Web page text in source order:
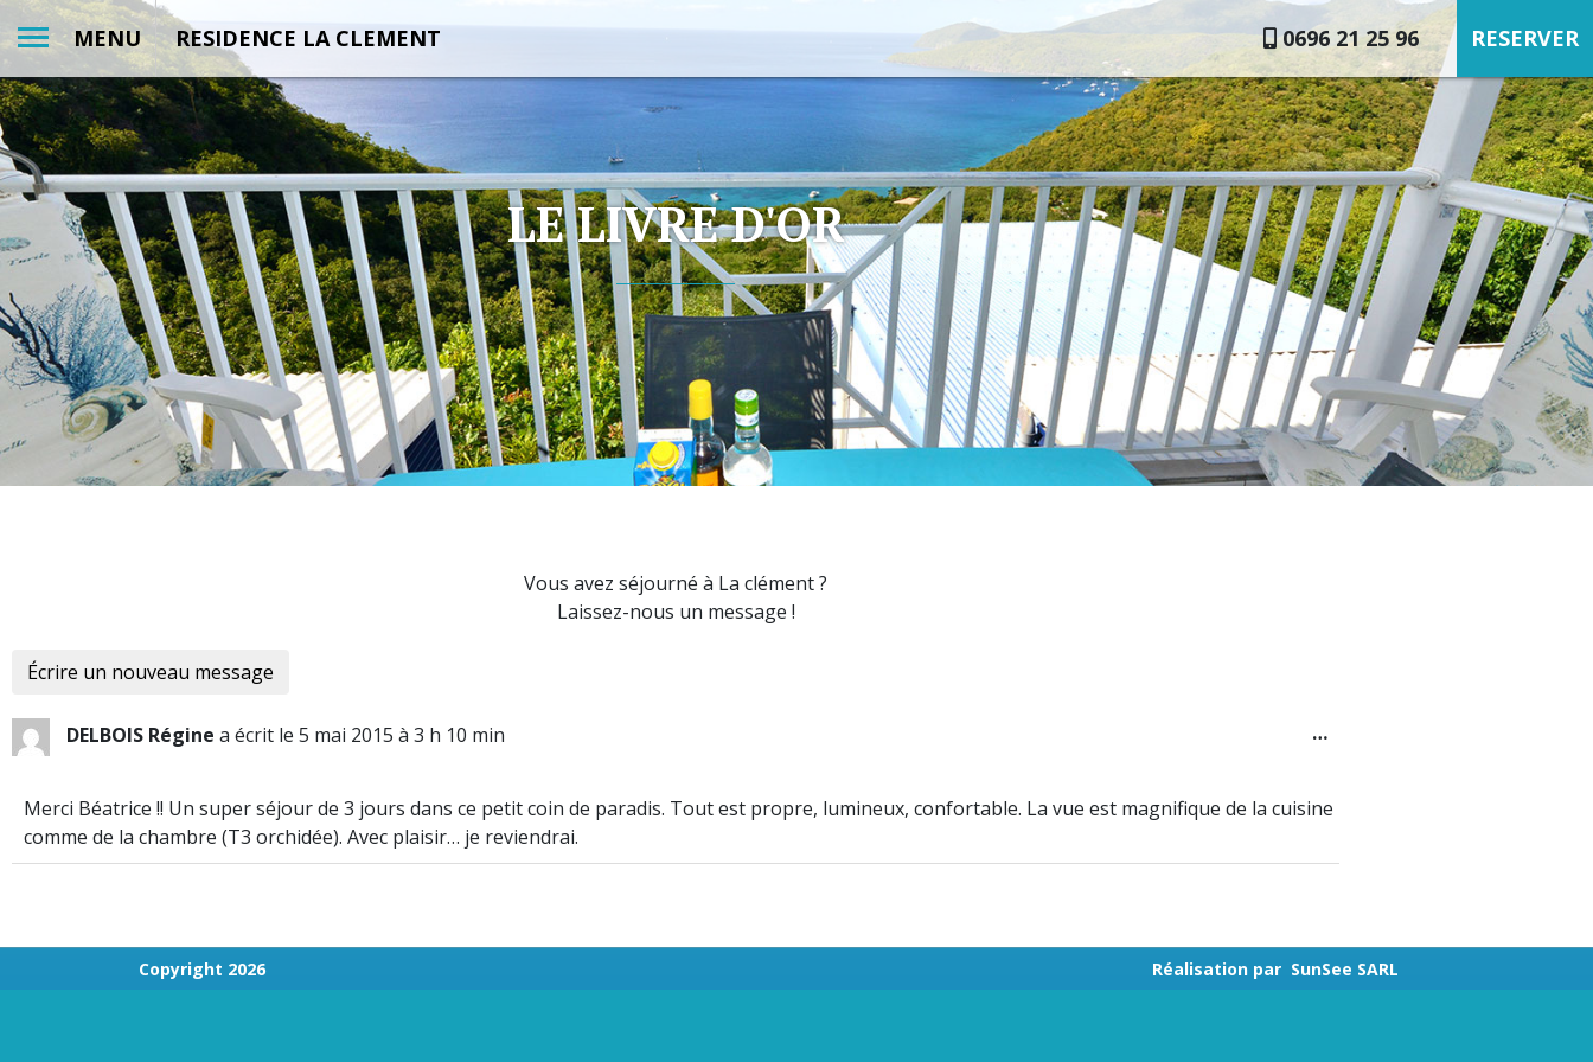
MENU RESIDENCE LA CLEMENT 0696 21 25 96 RESERVER
LE LIVRE D'OR
Vous avez séjourné à La clément ?
Laissez-nous un message !
DELBOIS Régine a écrit le 5 mai 2015 à 3 h 10 min
Merci Béatrice !! Un super séjour de 3 jours dans ce petit coin de paradis. Tout est propre, lumineux, confortable. La vue est magnifique de la cuisine
comme de la chambre (T3 orchidée). Avec plaisir… je reviendrai.
…
Copyright 2026 Réalisation par SunSee SARL